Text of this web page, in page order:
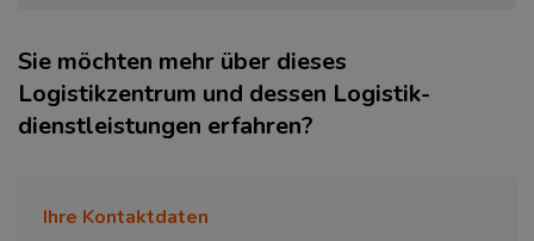
Sie möchten mehr über dieses
Logistikzentrum und dessen Logistik­
dienstleistungen erfahren?
Ihre Kontaktdaten